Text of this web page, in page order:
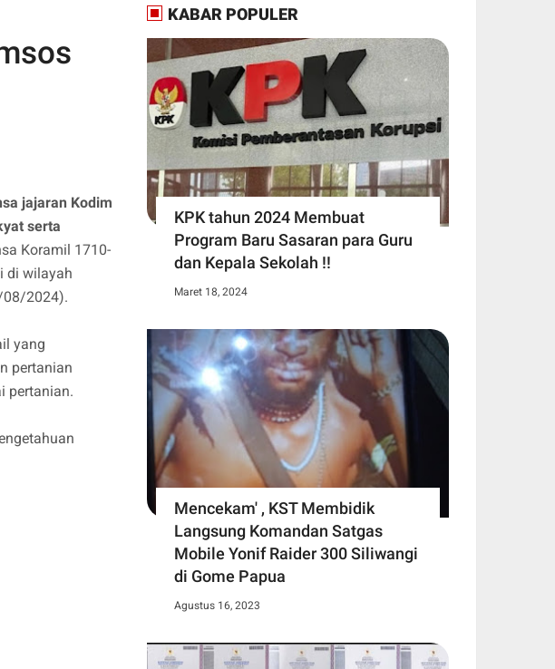
jajaran Kodim
serta
Koramil 1710-
di wilayah
08/2024).
yang
pertanian
pertanian.
KABAR POPULER
KPK tahun 2024 Membuat
Program Baru Sasaran para Guru
dan Kepala Sekolah !!
Maret 18, 2024
Mencekam' , KST Membidik
Langsung Komandan Satgas
Mobile Yonif Raider 300 Siliwangi
di Gome Papua
Agustus 16, 2023